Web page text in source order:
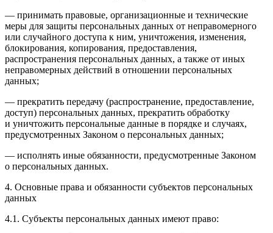
— принимать правовые, организационные и технические
меры для защиты персональных данных от неправомерного
или случайного доступа к ним, уничтожения, изменения,
блокирования, копирования, предоставления,
распространения персональных данных, а также от иных
неправомерных действий в отношении персональных
данных;
— прекратить передачу (распространение, предоставление,
доступ) персональных данных, прекратить обработку
и уничтожить персональные данные в порядке и случаях,
предусмотренных Законом о персональных данных;
— исполнять иные обязанности, предусмотренные Законом
о персональных данных.
4. Основные права и обязанности субъектов персональных
данных
4.1. Субъекты персональных данных имеют право: